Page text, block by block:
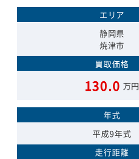
エリア
静岡県
焼津市
買取価格
130.0 万円
年式
平成9年式
走行距離